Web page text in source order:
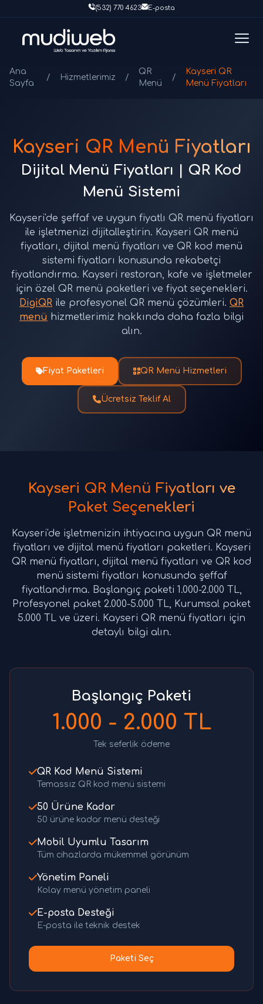
(532) 770 4623 E-posta
Ana
Sayfa
/ Hizmetlerimiz /
QR
Menü
/
Kayseri QR
Menü Fiyatları
Kayseri QR Menü Fiyatları
Dijital Menü Fiyatları | QR Kod
Menü Sistemi
Kayseri'de şeffaf ve uygun fiyatlı QR menü fiyatları
ile işletmenizi dijitalleştirin. Kayseri QR menü
fiyatları, dijital menü fiyatları ve QR kod menü
sistemi fiyatları konusunda rekabetçi
fiyatlandırma. Kayseri restoran, kafe ve işletmeler
için özel QR menü paketleri ve fiyat seçenekleri.
DigiQR ile profesyonel QR menü çözümleri. QR
menü hizmetlerimiz hakkında daha fazla bilgi
alın.
Fiyat Paketleri QR Menü Hizmetleri
Ücretsiz Teklif Al
Kayseri QR Menü Fiyatları ve
Paket Seçenekleri
Kayseri'de işletmenizin ihtiyacına uygun QR menü
fiyatları ve dijital menü fiyatları paketleri. Kayseri
QR menü fiyatları, dijital menü fiyatları ve QR kod
menü sistemi fiyatları konusunda şeffaf
fiyatlandırma. Başlangıç paketi 1.000-2.000 TL,
Profesyonel paket 2.000-5.000 TL, Kurumsal paket
5.000 TL ve üzeri. Kayseri QR menü fiyatları için
detaylı bilgi alın.
Başlangıç Paketi
1.000 - 2.000 TL
Tek seferlik ödeme
QR Kod Menü Sistemi
Temassız QR kod menü sistemi
50 Ürüne Kadar
50 ürüne kadar menü desteği
Mobil Uyumlu Tasarım
Tüm cihazlarda mükemmel görünüm
Yönetim Paneli
Kolay menü yönetim paneli
E-posta Desteği
E-posta ile teknik destek
Paketi Seç